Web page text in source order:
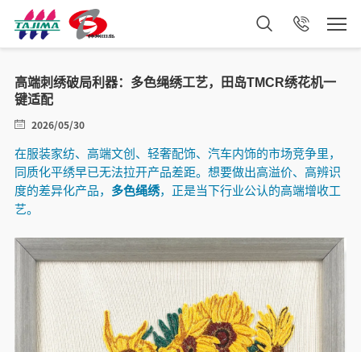
高端刺绣破局利器：多色绳绣工艺，田岛TMCR绣花机一
键适配
2026/05/30
在服装家纺、高端文创、轻奢配饰、汽车内饰的市场竞争里，
同质化平绣早已无法拉开产品差距。想要做出高溢价、高辨识
度的差异化产品， 多色绳绣，正是当下行业公认的高端增收工
艺。